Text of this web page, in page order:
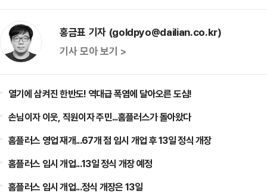
홍금표 기자 (goldpyo@dailian.co.kr)
기사 모아 보기 >
열기에 삼켜진 한반도! 역대급 폭염에 달아오른 도심!
손님이자 이웃, 직원이자 주민...홈플러스가 돌아왔다
홈플러스 영업 재개...67개 점 임시 개업 후 13일 정식 개장
홈플러스 임시 개업...13일 정식 개장 예정
홈플러스 임시 개업...정식 개장은 13일